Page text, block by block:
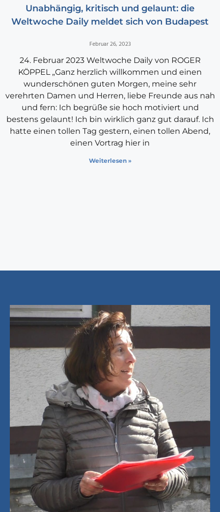
Unabhängig, kritisch und gelaunt: die
Weltwoche Daily meldet sich von Budapest
Februar 26, 2023
24. Februar 2023 Weltwoche Daily von ROGER
KÖPPEL „Ganz herzlich willkommen und einen
wunderschönen guten Morgen, meine sehr
verehrten Damen und Herren, liebe Freunde aus nah
und fern: Ich begrüße sie hoch motiviert und
bestens gelaunt! Ich bin wirklich ganz gut darauf. Ich
hatte einen tollen Tag gestern, einen tollen Abend,
einen Vortrag hier in
Weiterlesen »